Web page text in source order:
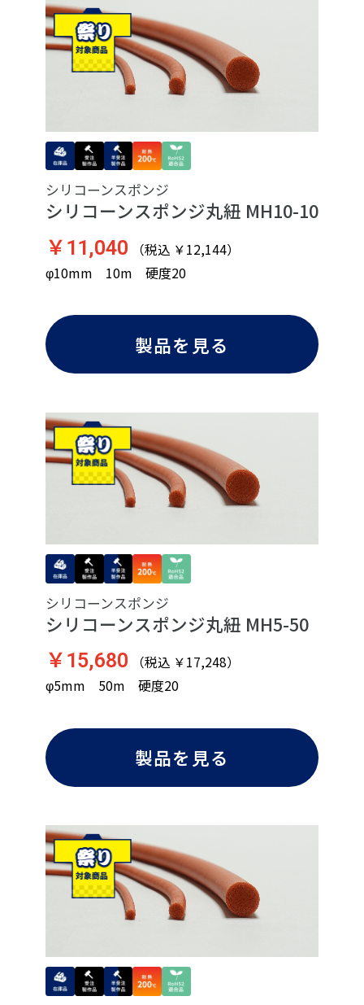
シリコーンスポンジ
シリコーンスポンジ丸紐 MH10-10
￥11,040 （税込 ￥12,144）
φ10mm 10m 硬度20
製品を見る
シリコーンスポンジ
シリコーンスポンジ丸紐 MH5-50
￥15,680 （税込 ￥17,248）
φ5mm 50m 硬度20
製品を見る